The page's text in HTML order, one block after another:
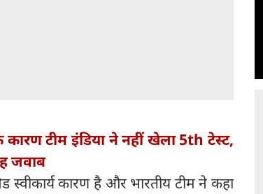
टीम इंडिया ने नहीं खेला 5th टेस्ट,
जवाब
स्वीकार्य कारण है और भारतीय टीम ने कहा